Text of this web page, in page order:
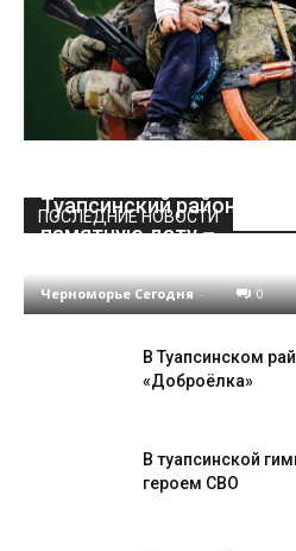
ПОСЛЕДНИЕ НОВОСТИ
Туапсинский район
памятную дату –
Черноморье Сегодня - 0
В Туапсинском
«Доброёлка»
В туапсинской
героем СВО